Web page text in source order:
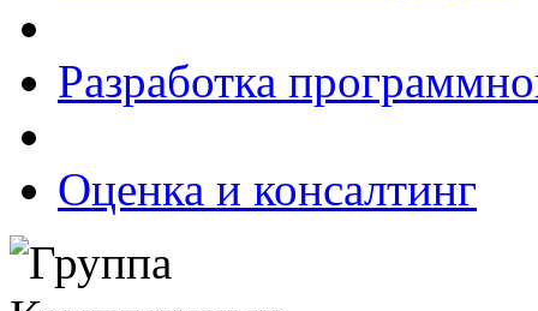
Разработка
Оценка и консалтинг